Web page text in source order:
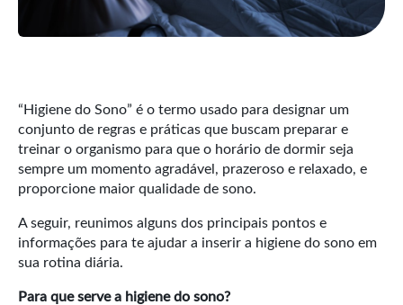
“Higiene do Sono” é o termo usado para designar um
conjunto de regras e práticas que buscam preparar e
treinar o organismo para que o horário de dormir seja
sempre um momento agradável, prazeroso e relaxado, e
proporcione maior qualidade de sono.
A seguir, reunimos alguns dos principais pontos e
informações para te ajudar a inserir a higiene do sono em
sua rotina diária.
Para que serve a higiene do sono?